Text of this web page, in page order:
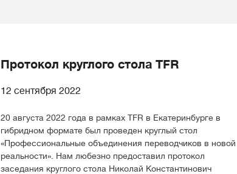
Протокол круглого стола TFR
12 сентября 2022
20 августа 2022 года в рамках TFR в Екатеринбурге в
гибридном формате был проведен круглый стол
«Профессиональные объединения переводчиков в новой
реальности». Нам любезно предоставил протокол
заседания круглого стола Николай Константинович